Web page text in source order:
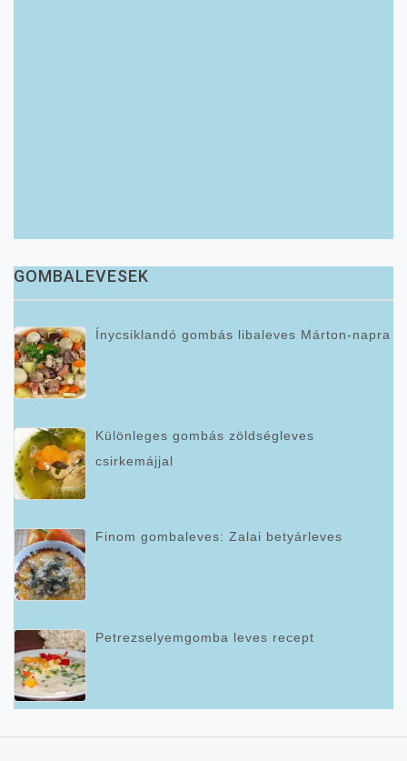
GOMBALEVESEK
Ínycsiklandó gombás libaleves Márton-napra
Különleges gombás zöldségleves
csirkemájjal
Finom gombaleves: Zalai betyárleves
Petrezselyemgomba leves recept